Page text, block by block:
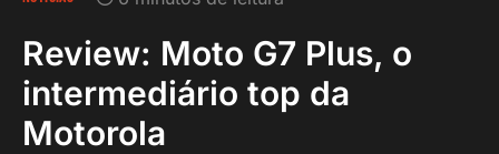
Review: Moto G7 Plus, o
intermediário top da
Motorola